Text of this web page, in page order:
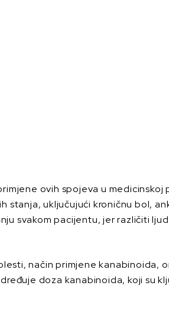
ovih spojeva u medicinskoj
stanja, uključujući kroničnu bol,
svakom pacijentu, jer različiti
način primjene kanabinoida,
doza kanabinoida, koji su